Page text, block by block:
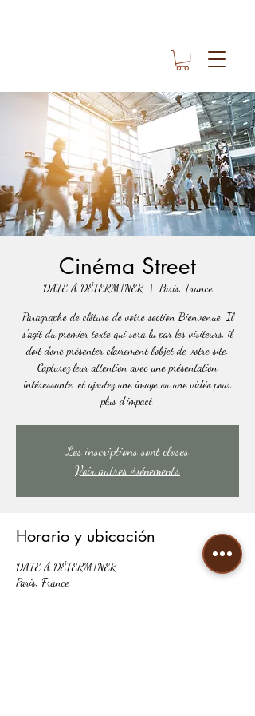
Cinéma Street
DATE À DÉTERMINER
  |
Paris, France
Paragraphe de clôture de votre section Bienvenue. Il
s'agit du premier texte qui sera lu par les visiteurs, il
doit donc présenter clairement l'objet de votre site.
Capturez leur attention avec une présentation
intéressante, et ajoutez une image ou une vidéo pour
plus d'impact.
Les inscriptions sont closes
Voir autres événements
Horario y ubicación
DATE À DÉTERMINER
Paris, France